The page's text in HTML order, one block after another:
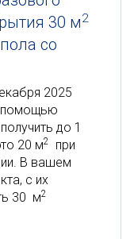
30 м2
со
2025
помощью
до 1
20 м2
при
В вашем
с их
30 м2